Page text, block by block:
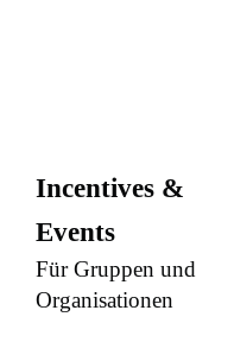
Incentives &
Events
Für Gruppen und
Organisationen